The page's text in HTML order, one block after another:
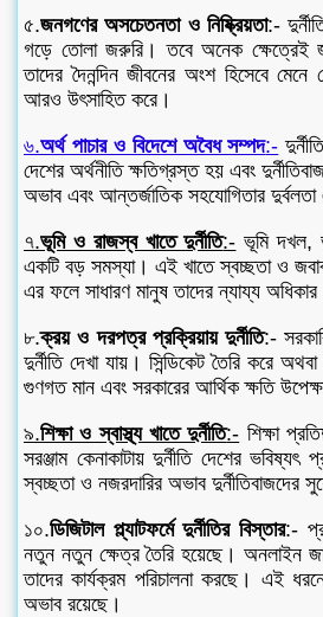
৫.জনগণের অসচেতনতা ও নিষ্ক্রিয়তা:-
গড়ে তোলা জরুরি। তবে অনেক ক্ষেত্রেই
তাদের দৈনন্দিন জীবনের অংশ হিসেবে
আরও উৎসাহিত করে।
৬.অর্থ পাচার ও বিদেশে অবৈধ সম্পদ:-
দেশের অর্থনীতি ক্ষতিগ্রস্ত হয় এবং
অভাব এবং আন্তর্জাতিক সহযোগিতার
৭.ভূমি ও রাজস্ব খাতে দুর্নীতি:- ভূমি দখল,
একটি বড় সমস্যা। এই খাতে স্বচ্ছতা ও
এর ফলে সাধারণ মানুষ তাদের ন্যায্য
৮.ক্রয় ও দরপত্র প্রক্রিয়ায় দুর্নীতি:-
দুর্নীতি দেখা যায়। সিন্ডিকেট তৈরি করে
গুণগত মান এবং সরকারের আর্থিক ক্ষতি
৯.শিক্ষা ও স্বাস্থ্য খাতে দুর্নীতি:- শিক্ষা
সরঞ্জাম কেনাকাটায় দুর্নীতি দেশের
স্বচ্ছতা ও নজরদারির অভাব দুর্নীতিবাজদের
১০.ডিজিটাল প্ল্যাটফর্মে দুর্নীতির বিস্তার:-
নতুন নতুন ক্ষেত্র তৈরি হয়েছে। অনলাইন
তাদের কার্যক্রম পরিচালনা করছে। এই
অভাব রয়েছে।